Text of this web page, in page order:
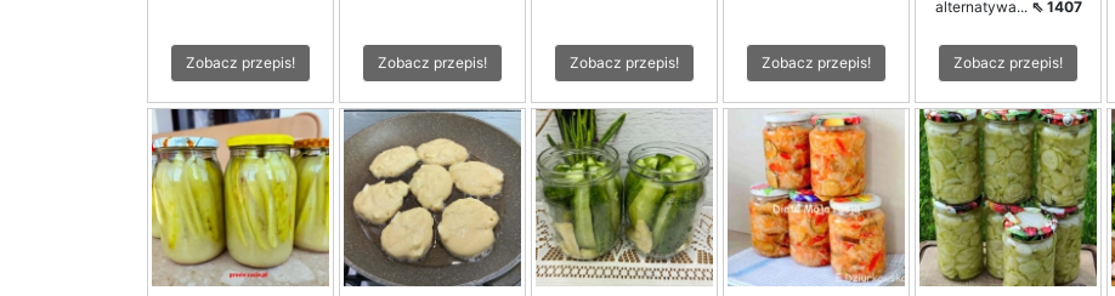
Zobacz przepis! Zobacz przepis! Zobacz przepis! Zobacz przepis!
alternatywa... ⇖ 1407
Zobacz przepis!